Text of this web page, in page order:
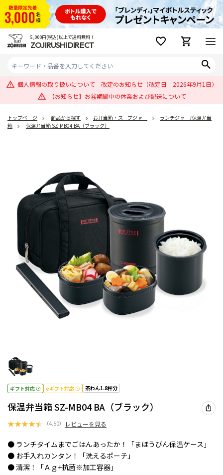
5,000円(税込)以上で送料無料！
ZOJIRUSHI DIRECT
個人情報の取り扱いについて 改定のお知らせ（改定日 2026年9月1日）
【お知らせ】お盆期間中の休業および配送について
トップページ 商品から探す お弁当箱・スープジャー
ランチジャー/保温弁当
箱
保温弁当箱 SZ-MB04 BA（ブラック）
ギフト対応 eギフト対応 茶わん1.8杯分
保温弁当箱 SZ-MB04 BA（ブラック）
★★★★★ （4.50） レビューを見る
● ランチタイムまでごはんあったか！「まほうびん保温ケース」
● お手入れカンタン！「洗えるポーチ」
● 清潔！「Ａｇ+抗菌※加工容器」